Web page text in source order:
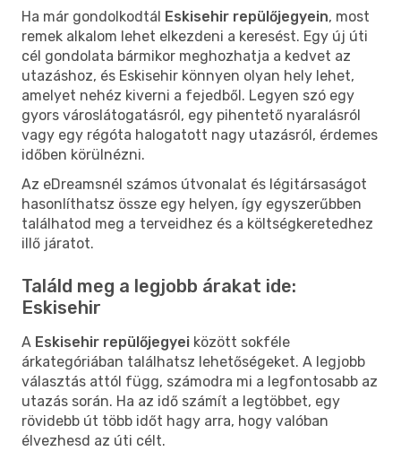
Ha már gondolkodtál Eskisehir repülőjegyein, most
remek alkalom lehet elkezdeni a keresést. Egy új úti
cél gondolata bármikor meghozhatja a kedvet az
utazáshoz, és Eskisehir könnyen olyan hely lehet,
amelyet nehéz kiverni a fejedből. Legyen szó egy
gyors városlátogatásról, egy pihentető nyaralásról
vagy egy régóta halogatott nagy utazásról, érdemes
időben körülnézni.
Az eDreamsnél számos útvonalat és légitársaságot
hasonlíthatsz össze egy helyen, így egyszerűbben
találhatod meg a terveidhez és a költségkeretedhez
illő járatot.
Találd meg a legjobb árakat ide:
Eskisehir
A Eskisehir repülőjegyei között sokféle
árkategóriában találhatsz lehetőségeket. A legjobb
választás attól függ, számodra mi a legfontosabb az
utazás során. Ha az idő számít a legtöbbet, egy
rövidebb út több időt hagy arra, hogy valóban
élvezhesd az úti célt.